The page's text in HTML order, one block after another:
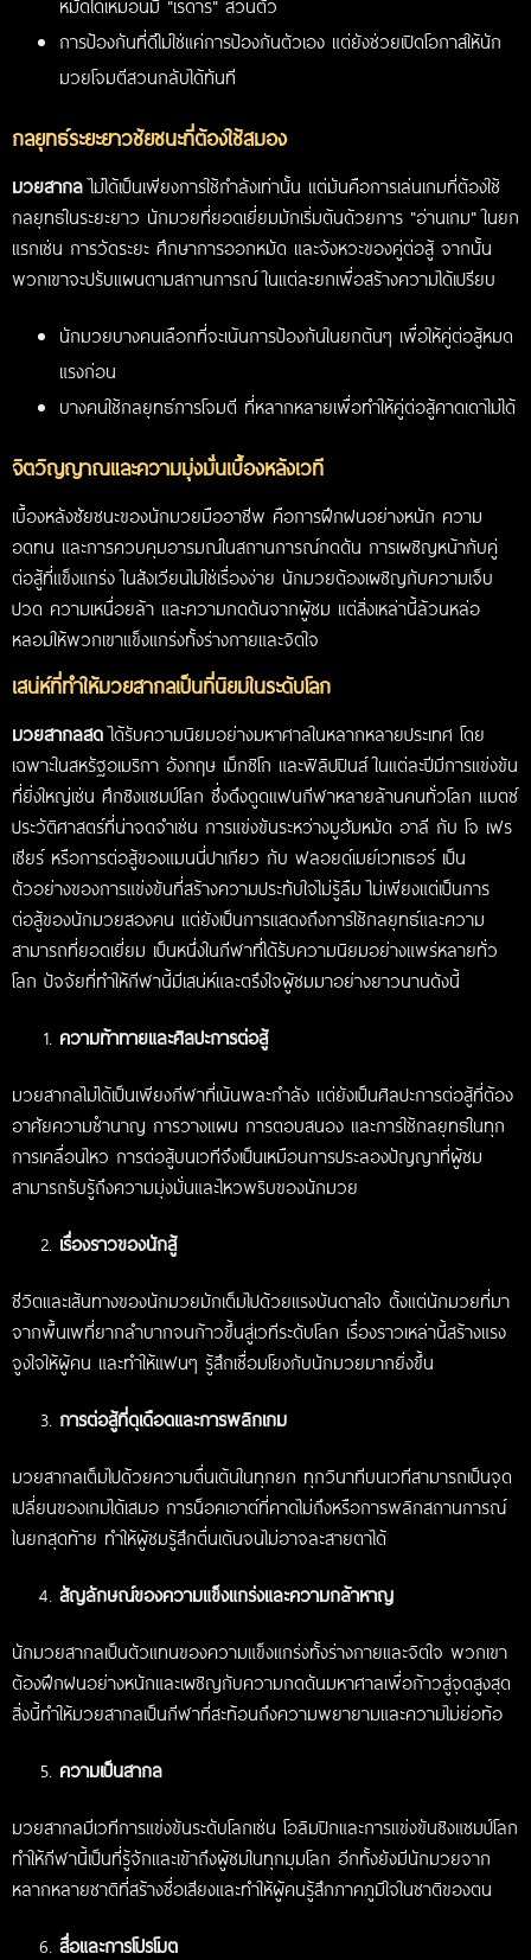
หมัดได้เหมือนมี "เรดาร์" ส่วนตัว
การป้องกันที่ดีไม่ใช่แค่การป้องกันตัวเอง แต่ยังช่วยเปิดโอกาสให้นัก
มวยโจมตีสวนกลับได้ทันที
กลยุทธ์ระยะยาวชัยชนะที่ต้องใช้สมอง
มวยสากลไม่ได้เป็นเพียงการใช้กำลังเท่านั้น แต่มันคือการเล่นเกมที่ต้องใช้
กลยุทธ์ในระยะยาว นักมวยที่ยอดเยี่ยมมักเริ่มต้นด้วยการ "อ่านเกม" ในยก
แรกเช่น การวัดระยะ ศึกษาการออกหมัด และจังหวะของคู่ต่อสู้ จากนั้น
พวกเขาจะปรับแผนตามสถานการณ์ ในแต่ละยกเพื่อสร้างความได้เปรียบ
นักมวยบางคนเลือกที่จะเน้นการป้องกันในยกต้นๆ เพื่อให้คู่ต่อสู้หมด
แรงก่อน
บางคนใช้กลยุทธ์การโจมตี ที่หลากหลายเพื่อทำให้คู่ต่อสู้คาดเดาไม่ได้
จิตวิญญาณและความมุ่งมั่นเบื้องหลังเวที
เบื้องหลังชัยชนะของนักมวยมืออาชีพ คือการฝึกฝนอย่างหนัก ความ
อดทน และการควบคุมอารมณ์ในสถานการณ์กดดัน การเผชิญหน้ากับคู่
ต่อสู้ที่แข็งแกร่ง ในสังเวียนไม่ใช่เรื่องง่าย นักมวยต้องเผชิญกับความเจ็บ
ปวด ความเหนื่อยล้า และความกดดันจากผู้ชม แต่สิ่งเหล่านี้ล้วนหล่อ
หลอมให้พวกเขาแข็งแกร่งทั้งร่างกายและจิตใจ
เสน่ห์ที่ทำให้มวยสากลเป็นที่นิยมในระดับโลก
มวยสากลสดได้รับความนิยมอย่างมหาศาลในหลากหลายประเทศ โดย
เฉพาะในสหรัฐอเมริกา อังกฤษ เม็กซิโก และฟิลิปปินส์ ในแต่ละปีมีการแข่งขัน
ที่ยิ่งใหญ่เช่น ศึกชิงแชมป์โลก ซึ่งดึงดูดแฟนกีฬาหลายล้านคนทั่วโลก แมตช์
ประวัติศาสตร์ที่น่าจดจำเช่น การแข่งขันระหว่างมูฮัมหมัด อาลี กับ โจ เฟร
เซียร์ หรือการต่อสู้ของแมนนี่ปาเกียว กับ ฟลอยด์เมย์เวทเธอร์ เป็น
ตัวอย่างของการแข่งขันที่สร้างความประทับใจไม่รู้ลืม ไม่เพียงแต่เป็นการ
ต่อสู้ของนักมวยสองคน แต่ยังเป็นการแสดงถึงการใช้กลยุทธ์และความ
สามารถที่ยอดเยี่ยม เป็นหนึ่งในกีฬาที่ได้รับความนิยมอย่างแพร่หลายทั่ว
โลก ปัจจัยที่ทำให้กีฬานี้มีเสน่ห์และตรึงใจผู้ชมมาอย่างยาวนานดังนี้
ความท้าทายและศิลปะการต่อสู้
มวยสากลไม่ได้เป็นเพียงกีฬาที่เน้นพละกำลัง แต่ยังเป็นศิลปะการต่อสู้ที่ต้อง
อาศัยความชำนาญ การวางแผน การตอบสนอง และการใช้กลยุทธ์ในทุก
การเคลื่อนไหว การต่อสู้บนเวทีจึงเป็นเหมือนการประลองปัญญาที่ผู้ชม
สามารถรับรู้ถึงความมุ่งมั่นและไหวพริบของนักมวย
เรื่องราวของนักสู้
ชีวิตและเส้นทางของนักมวยมักเต็มไปด้วยแรงบันดาลใจ ตั้งแต่นักมวยที่มา
จากพื้นเพที่ยากลำบากจนก้าวขึ้นสู่เวทีระดับโลก เรื่องราวเหล่านี้สร้างแรง
จูงใจให้ผู้คน และทำให้แฟนๆ รู้สึกเชื่อมโยงกับนักมวยมากยิ่งขึ้น
การต่อสู้ที่ดุเดือดและการพลิกเกม
มวยสากลเต็มไปด้วยความตื่นเต้นในทุกยก ทุกวินาทีบนเวทีสามารถเป็นจุด
เปลี่ยนของเกมได้เสมอ การน็อคเอาต์ที่คาดไม่ถึงหรือการพลิกสถานการณ์
ในยกสุดท้าย ทำให้ผู้ชมรู้สึกตื่นเต้นจนไม่อาจละสายตาได้
สัญลักษณ์ของความแข็งแกร่งและความกล้าหาญ
นักมวยสากลเป็นตัวแทนของความแข็งแกร่งทั้งร่างกายและจิตใจ พวกเขา
ต้องฝึกฝนอย่างหนักและเผชิญกับความกดดันมหาศาลเพื่อก้าวสู่จุดสูงสุด
สิ่งนี้ทำให้มวยสากลเป็นกีฬาที่สะท้อนถึงความพยายามและความไม่ย่อท้อ
ความเป็นสากล
มวยสากลมีเวทีการแข่งขันระดับโลกเช่น โอลิมปิกและการแข่งขันชิงแชมป์โลก
ทำให้กีฬานี้เป็นที่รู้จักและเข้าถึงผู้ชมในทุกมุมโลก อีกทั้งยังมีนักมวยจาก
หลากหลายชาติที่สร้างชื่อเสียงและทำให้ผู้คนรู้สึกภาคภูมิใจในชาติของตน
สื่อและการโปรโมต